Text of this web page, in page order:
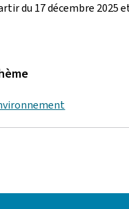
du 17 décembre 2025